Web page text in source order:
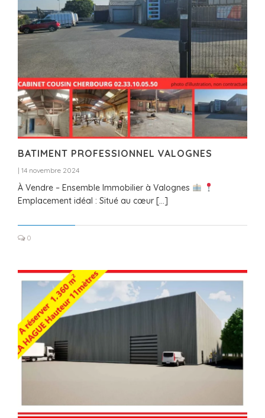
BATIMENT PROFESSIONNEL VALOGNES
| 14 novembre 2024
À Vendre – Ensemble Immobilier à Valognes
Emplacement idéal : Situé au cœur […]
0